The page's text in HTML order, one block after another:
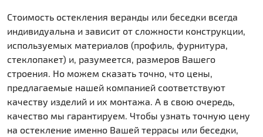
Стоимость остекления веранды или беседки всегда
индивидуальна и зависит от сложности конструкции,
используемых материалов (профиль, фурнитура,
стеклопакет) и, разумеется, размеров Вашего
строения. Но можем сказать точно, что цены,
предлагаемые нашей компанией соответствуют
качеству изделий и их монтажа. А в свою очередь,
качество мы гарантируем. Чтобы узнать точную цену
на остекление именно Вашей террасы или беседки,